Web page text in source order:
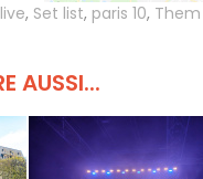
, Set list, paris 10, Them
AUSSI...